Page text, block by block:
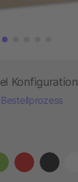
Konfiguration